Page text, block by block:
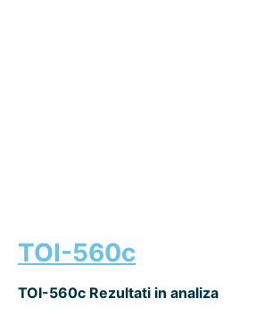
TOI-560c
TOI-560c Rezultati in analiza